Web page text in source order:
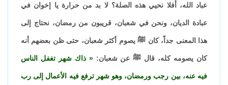
عباد الله، أفلا نحيي هذه الصلة؟ لا بد من حرارة يا إخوان في
عبادة الديان، ونحن في شعبان، قريبون من رمضان، نحتاج إلى
هذا المعنى جداً، كان ﷺ يصوم أكثر شعبان، حتى ظن بعضهم أنه
كان يصومه كله، قال ﷺ عن شعبان: ذاك شهر تغفل الناس
فيه عنه، بين رجب ورمضان، وهو شهر ترفع فيه الأعمال إلى رب